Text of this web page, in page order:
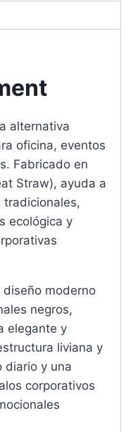
alternativa
oficina, eventos
Fabricado en
Straw), ayuda a
tradicionales,
ecológica y
moderno
negros,
elegante y
liviana y
diario y una
corporativos